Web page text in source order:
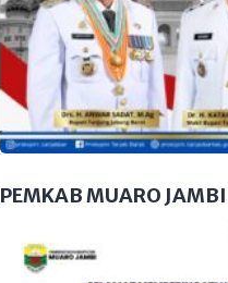
PEMKAB MUARO JAMBI